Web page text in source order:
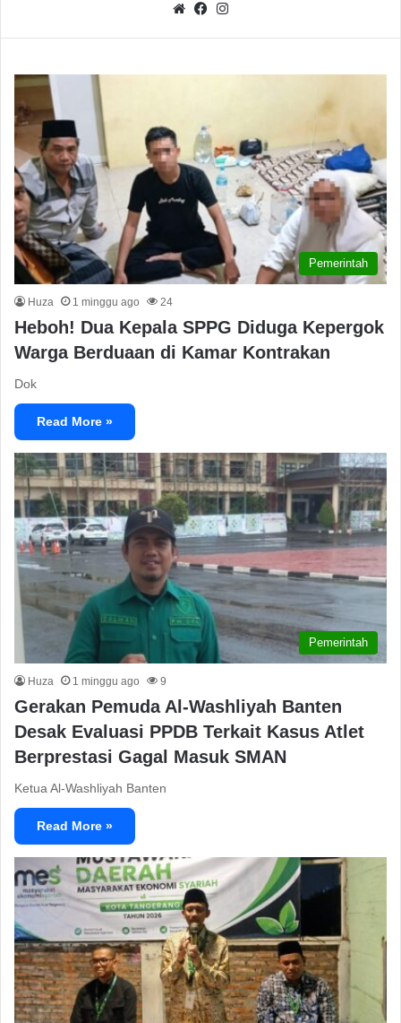
We
Fa
Pemerintah
Huza 1 minggu ago 24
Heboh! Dua Kepala SPPG Diduga Kepergok
Warga Berduaan di Kamar Kontrakan
Dok
Read More »
Pemerintah
Huza 1 minggu ago 9
Gerakan Pemuda Al-Washliyah Banten
Desak Evaluasi PPDB Terkait Kasus Atlet
Berprestasi Gagal Masuk SMAN
Ketua Al-Washliyah Banten
Read More »